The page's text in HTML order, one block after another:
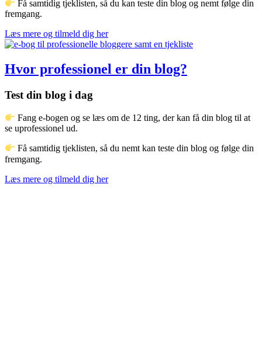
Få samtidig tjeklisten, så du kan teste din blog og nemt følge din
fremgang.
Læs mere og tilmeld dig her
Hvor professionel er din blog?
Test din blog i dag
Fang e-bogen og se læs om de 12 ting, der kan få din blog til at
se uprofessionel ud.
Få samtidig tjeklisten, så du nemt kan teste din blog og følge din
fremgang.
Læs mere og tilmeld dig her